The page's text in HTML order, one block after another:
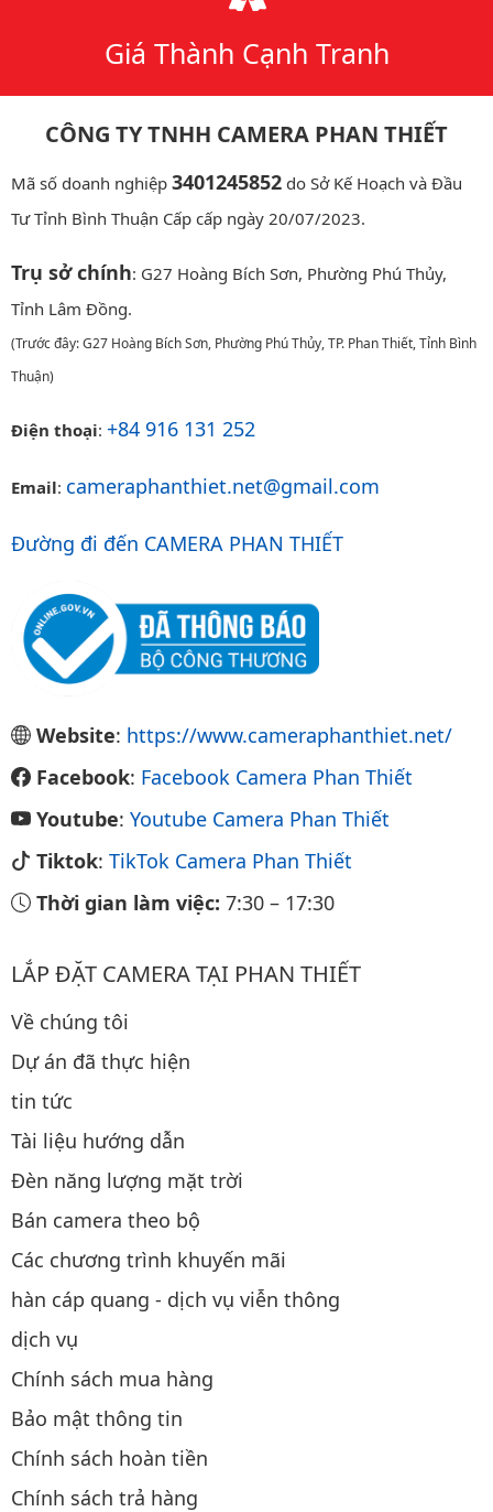
Giá Thành Cạnh Tranh
CÔNG TY TNHH CAMERA PHAN THIẾT
Mã số doanh nghiệp 3401245852 do Sở Kế Hoạch và Đầu
Tư Tỉnh Bình Thuận Cấp cấp ngày 20/07/2023.
Trụ sở chính: G27 Hoàng Bích Sơn, Phường Phú Thủy,
Tỉnh Lâm Đồng.
(Trước đây: G27 Hoàng Bích Sơn, Phường Phú Thủy, TP. Phan Thiết, Tỉnh Bình
Thuận)
Điện thoại: +84 916 131 252
Email: cameraphanthiet.net@gmail.com
Đường đi đến CAMERA PHAN THIẾT
Website: https://www.cameraphanthiet.net/
Facebook: Facebook Camera Phan Thiết
Youtube: Youtube Camera Phan Thiết
Tiktok: TikTok Camera Phan Thiết
Thời gian làm việc: 7:30 – 17:30
LẮP ĐẶT CAMERA TẠI PHAN THIẾT
Về chúng tôi
Dự án đã thực hiện
tin tức
Tài liệu hướng dẫn
Đèn năng lượng mặt trời
Bán camera theo bộ
Các chương trình khuyến mãi
hàn cáp quang - dịch vụ viễn thông
dịch vụ
Chính sách mua hàng
Bảo mật thông tin
Chính sách hoàn tiền
Chính sách trả hàng